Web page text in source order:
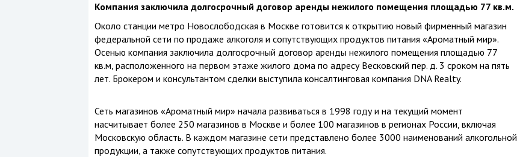
Компания заключила долгосрочный договор аренды нежилого помещения площадью 77 кв.м.
Около станции метро Новослободская в Москве готовится к открытию новый фирменный магазин
федеральной сети по продаже алкоголя и сопутствующих продуктов питания «Ароматный мир».
Осенью компания заключила долгосрочный договор аренды нежилого помещения площадью 77
кв.м, расположенного на первом этаже жилого дома по адресу Весковский пер. д. 3 сроком на пять
лет. Брокером и консультантом сделки выступила консалтинговая компания DNA Realty.
Сеть магазинов «Ароматный мир» начала развиваться в 1998 году и на текущий момент
насчитывает более 250 магазинов в Москве и более 100 магазинов в регионах России, включая
Московскую область. В каждом магазине сети представлено более 3000 наименований алкогольной
продукции, а также сопутствующих продуктов питания.